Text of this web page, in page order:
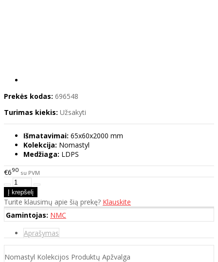
Prekės kodas: 696548
Turimas kiekis: Užsakyti
Išmatavimai: 65x60x2000 mm
Kolekcija: Nomastyl
Medžiaga: LDPS
€690 su PVM
Turite klausimų apie šią prekę? Klauskite
Gamintojas: NMC
Aprašymas
Nomastyl Kolekcijos Produktų Apžvalga